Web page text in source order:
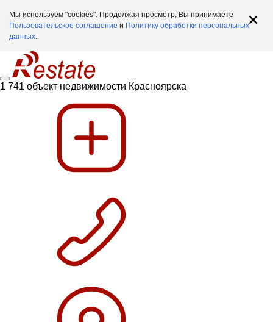
Мы используем "cookies". Продолжая просмотр, Вы принимаете
Пользовательское соглашение и Политику обработки персональных
данных.
1 741 объект недвижимости Красноярска